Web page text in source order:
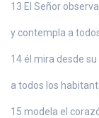
13 El Señor
y contempla a
14 él mira desde
a todos los
15 modela el